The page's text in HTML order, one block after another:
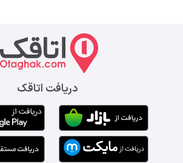
دریافت اتاقک